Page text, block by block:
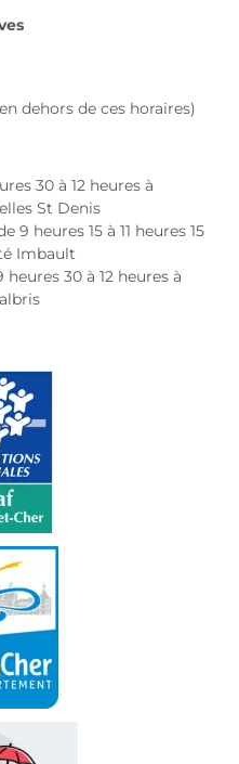
dehors de ces horaires)
30 à 12 heures à
St Denis
9 heures 15 à 11 heures 15
Imbault
30 à 12 heures à